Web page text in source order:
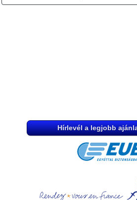
Hírlevél a legjobb